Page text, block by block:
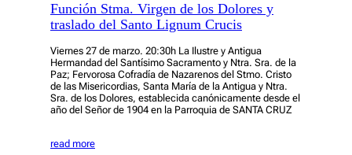
Función Stma. Virgen de los Dolores y
traslado del Santo Lignum Crucis
Viernes 27 de marzo. 20:30h La Ilustre y Antigua
Hermandad del Santísimo Sacramento y Ntra. Sra. de la
Paz; Fervorosa Cofradía de Nazarenos del Stmo. Cristo
de las Misericordias, Santa María de la Antigua y Ntra.
Sra. de los Dolores, establecida canónicamente desde el
año del Señor de 1904 en la Parroquia de SANTA CRUZ
read more